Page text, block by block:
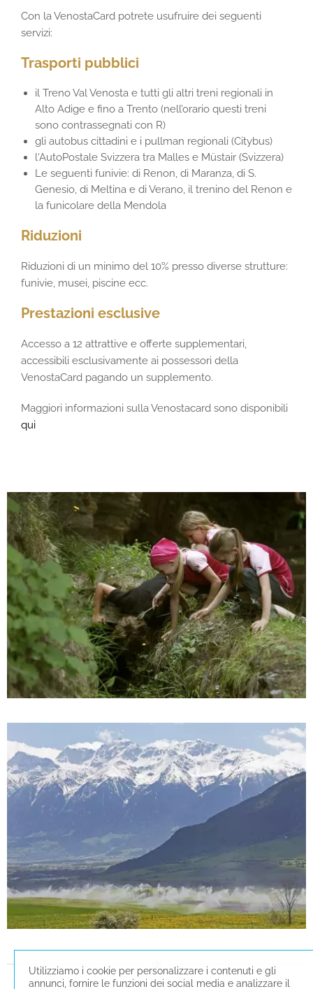
Con la VenostaCard potrete usufruire dei seguenti
servizi:
Trasporti pubblici
il Treno Val Venosta e tutti gli altri treni regionali in
Alto Adige e fino a Trento (nell’orario questi treni
sono contrassegnati con R)
gli autobus cittadini e i pullman regionali (Citybus)
l‘AutoPostale Svizzera tra Malles e Müstair (Svizzera)
Le seguenti funivie: di Renon, di Maranza, di S.
Genesio, di Meltina e di Verano, il trenino del Renon e
la funicolare della Mendola
Riduzioni
Riduzioni di un minimo del 10% presso diverse strutture:
funivie, musei, piscine ecc.
Prestazioni esclusive
Accesso a 12 attrattive e offerte supplementari,
accessibili esclusivamente ai possessori della
VenostaCard pagando un supplemento.
Maggiori informazioni sulla Venostacard sono disponibili
qui
Utilizziamo i cookie per personalizzare i contenuti e gli
annunci, fornire le funzioni dei social media e analizzare il